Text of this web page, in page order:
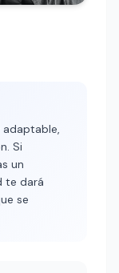
Si
un
te dará
se